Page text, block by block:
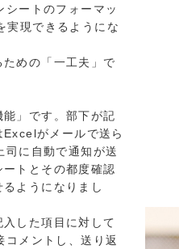
ートのフォーマッ
実現できるようにな
めの「一工夫」で
」です。部下が記
がメールで送ら
に自動で通知が送
トとその都度確認
ようになりまし
した項目に対して
メントし、送り返